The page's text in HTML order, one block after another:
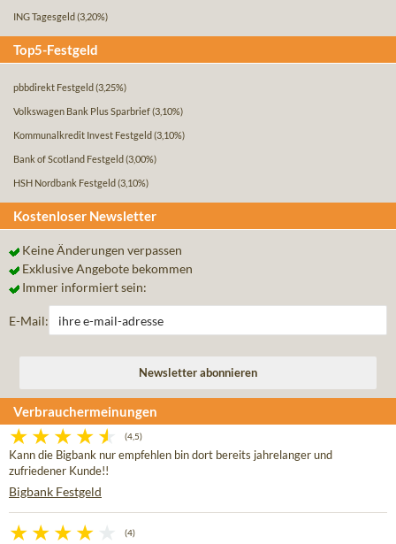
ING Tagesgeld (3,20%)
Top5-Festgeld
pbbdirekt Festgeld (3,25%)
Volkswagen Bank Plus Sparbrief(3,10%)
Kommunalkredit Invest Festgeld (3,10%)
Bank of Scotland Festgeld (3,00%)
HSH Nordbank Festgeld (3,10%)
Kostenloser Newsletter
Keine Änderungen verpassen
Exklusive Angebote bekommen
Immer informiert sein:
E-Mail:
Verbrauchermeinungen
(4,5)
Kann die Bigbank nur empfehlen bin dort bereits jahrelanger und
zufriedener Kunde!!
Bigbank Festgeld
(4)